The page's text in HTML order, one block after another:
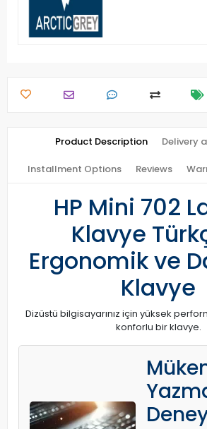
Product Description Delivery
Installment Options Reviews
HP Mini 702
Klavye
Ergonomik ve
Klavye
Dizüstü bilgisayarınız için yüksek
konforlu bir klavye.